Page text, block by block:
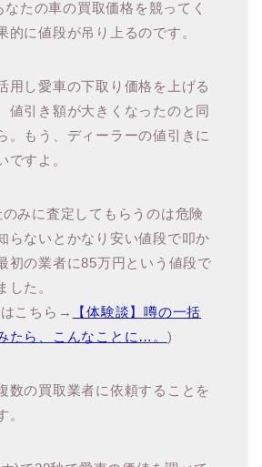
たの車の買取価格を競ってく
的に値段が吊り上るのです。
用し愛車の下取り価格を上げる
値引き額が大きくなったのと同
。もう、ディーラーの値引きに
ですよ。
みに査定してもらうのは危険
らないとかなり安い値段で叩か
初の業者に85万円という値段で
した。
こちら→
【体験談】噂の一括
たら、こんなことに…。 )
数の買取業者に依頼することを
。